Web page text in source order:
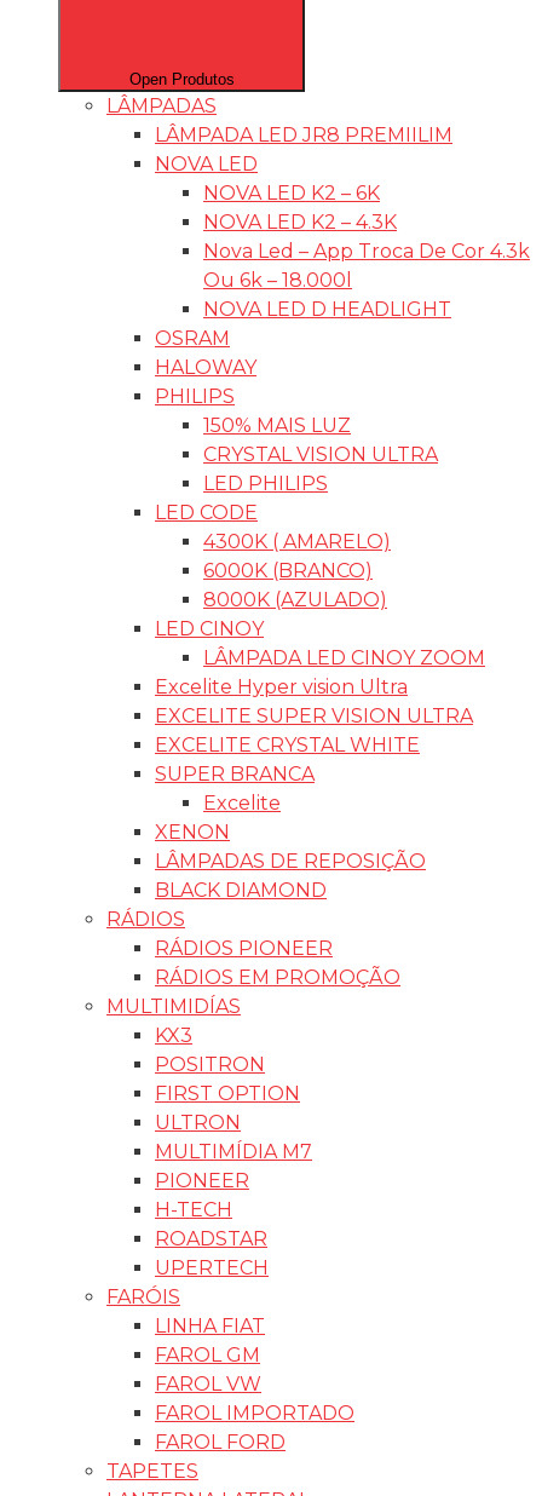
Open Produtos
LÂMPADAS
LÂMPADA LED JR8 PREMIILIM
NOVA LED
NOVA LED K2 – 6K
NOVA LED K2 – 4.3K
Nova Led – App Troca De Cor 4.3k
Ou 6k – 18.000l
NOVA LED D HEADLIGHT
OSRAM
HALOWAY
PHILIPS
150% MAIS LUZ
CRYSTAL VISION ULTRA
LED PHILIPS
LED CODE
4300K ( AMARELO)
6000K (BRANCO)
8000K (AZULADO)
LED CINOY
LÂMPADA LED CINOY ZOOM
Excelite Hyper vision Ultra
EXCELITE SUPER VISION ULTRA
EXCELITE CRYSTAL WHITE
SUPER BRANCA
Excelite
XENON
LÂMPADAS DE REPOSIÇÃO
BLACK DIAMOND
RÁDIOS
RÁDIOS PIONEER
RÁDIOS EM PROMOÇÃO
MULTIMIDÍAS
KX3
POSITRON
FIRST OPTION
ULTRON
MULTIMÍDIA M7
PIONEER
H-TECH
ROADSTAR
UPERTECH
FARÓIS
LINHA FIAT
FAROL GM
FAROL VW
FAROL IMPORTADO
FAROL FORD
TAPETES